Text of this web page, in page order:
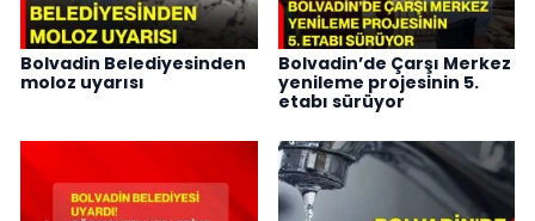
Bolvadin Belediyesinden
moloz uyarısı
Bolvadin’de Çarşı Merkez
yenileme projesinin 5.
etabı sürüyor